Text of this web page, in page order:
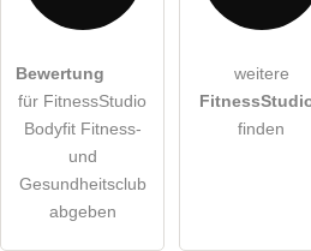
DieDatenschutzerklärunghabe ich
öffentliche Frage stellen
Hinweis:Bitte beachten Sie,
Bewertung
für FitnessStudio
Bodyfit Fitness-
und
Gesundheitsclub
abgeben
weitere
finden